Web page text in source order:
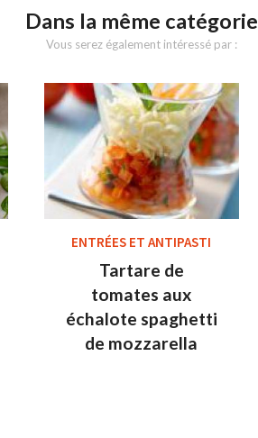
Dans la même catégorie
Vous serez également intéressé par :
ENTRÉES ET ANTIPASTI
Tartare de
tomates aux
échalote spaghetti
de mozzarella